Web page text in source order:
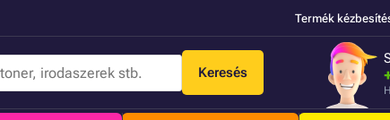
Termék
Keresés